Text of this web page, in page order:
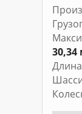
30,34
Длина